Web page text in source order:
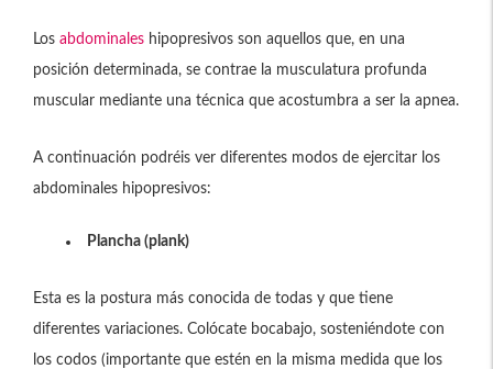
Los abdominales hipopresivos son aquellos que, en una
posición determinada, se contrae la musculatura profunda
muscular mediante una técnica que acostumbra a ser la apnea.
A continuación podréis ver diferentes modos de ejercitar los
abdominales hipopresivos:
Plancha (plank)
Esta es la postura más conocida de todas y que tiene
diferentes variaciones. Colócate bocabajo, sosteniéndote con
los codos (importante que estén en la misma medida que los